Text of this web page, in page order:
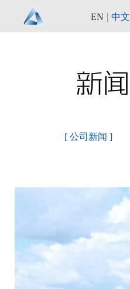
EN | 中文
[ 公司新闻 ]